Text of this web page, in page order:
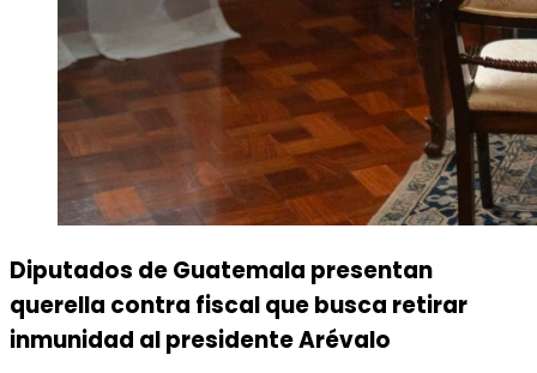
Diputados de Guatemala presentan
querella contra fiscal que busca retirar
inmunidad al presidente Arévalo